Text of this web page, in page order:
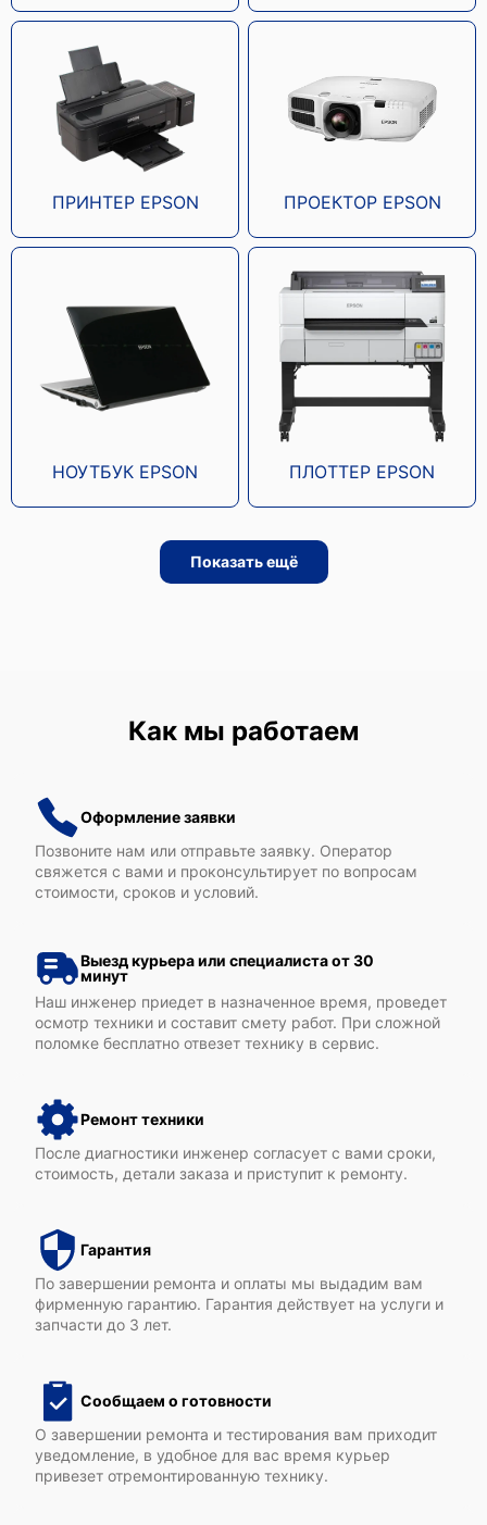
Epson WF-C5290
Epson WorkForce Pro WF‑R5690DTWF
ПРИНТЕР EPSON ПРОЕКТОР EPSON
НОУТБУК EPSON ПЛОТТЕР EPSON
Показать ещё
Как мы работаем
Оформление заявки
Позвоните нам или отправьте заявку. Оператор
свяжется с вами и проконсультирует по вопросам
стоимости, сроков и условий.
Выезд курьера или специалиста от 30
минут
Наш инженер приедет в назначенное время, проведет
осмотр техники и составит смету работ. При сложной
поломке бесплатно отвезет технику в сервис.
Ремонт техники
После диагностики инженер согласует с вами сроки,
стоимость, детали заказа и приступит к ремонту.
Гарантия
По завершении ремонта и оплаты мы выдадим вам
фирменную гарантию. Гарантия действует на услуги и
запчасти до 3 лет.
Сообщаем о готовности
О завершении ремонта и тестирования вам приходит
уведомление, в удобное для вас время курьер
привезет отремонтированную технику.